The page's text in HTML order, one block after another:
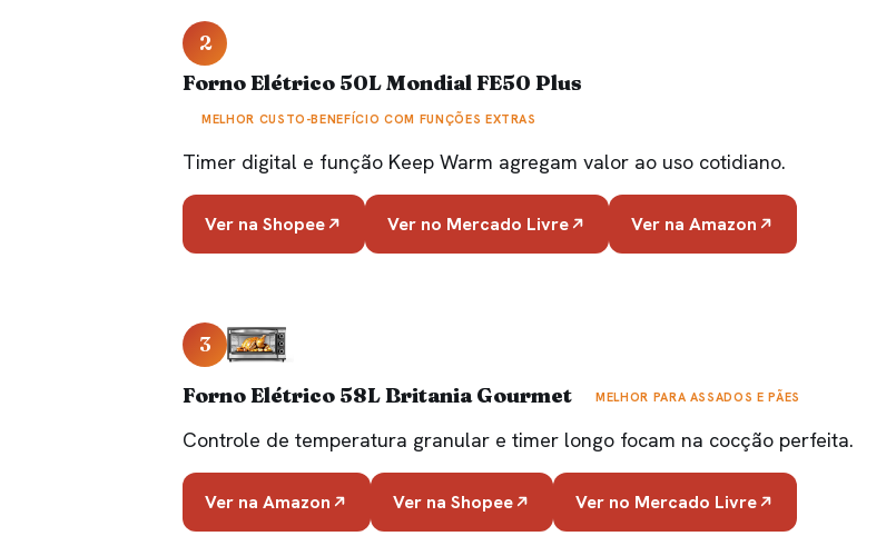
2
Forno Elétrico 50L Mondial FE50 Plus
MELHOR CUSTO-BENEFÍCIO COM FUNÇÕES EXTRAS
Timer digital e função Keep Warm agregam valor ao uso cotidiano.
Ver na Shopee Ver no Mercado Livre Ver na Amazon
3
Forno Elétrico 58L Britania Gourmet
MELHOR PARA ASSADOS E PÃES
Controle de temperatura granular e timer longo focam na cocção perfeita.
Ver na Amazon Ver na Shopee Ver no Mercado Livre